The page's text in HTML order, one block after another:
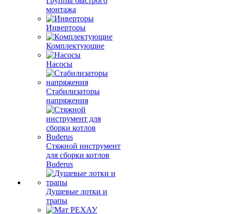
монтажа
Инверторы
Комплектующие
Насосы
Стабилизаторы
напряжения
Стяжной инструмент
для сборки котлов
Buderus
Душевые лотки и
трапы